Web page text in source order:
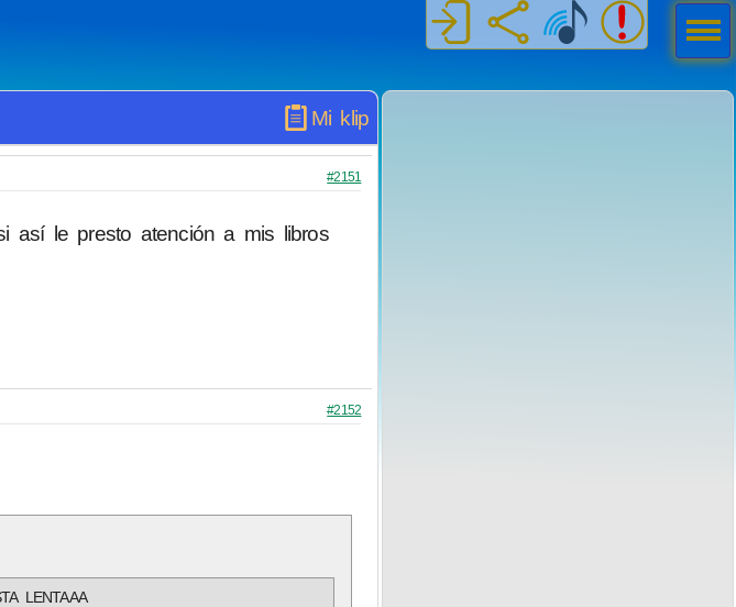
Mi klip
#2151
así le presto atención a mis libros
#2152
LENTAAA
Men
ú